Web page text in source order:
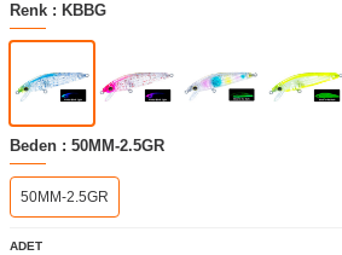
Renk : KBBG
Beden : 50MM-2.5GR
50MM-2.5GR
ADET